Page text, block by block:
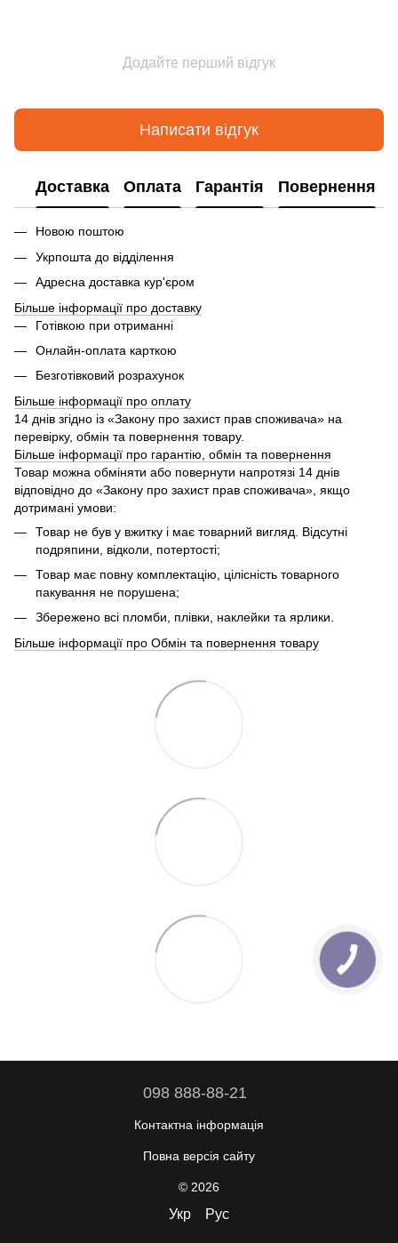
Додайте перший відгук
Написати відгук
Доставка Оплата Гарантія Повернення
Новою поштою
Укрпошта до відділення
Адресна доставка кур'єром
Більше інформації про доставку
Готівкою при отриманні
Онлайн-оплата карткою
Безготівковий розрахунок
Більше інформації про оплату
14 днів згідно із «Закону про захист прав споживача» на
перевірку, обмін та повернення товару.
Більше інформації про гарантію, обмін та повернення
Товар можна обміняти або повернути напротязі 14 днів
відповідно до «Закону про захист прав споживача», якщо
дотримані умови:
Товар не був у вжитку і має товарний вигляд. Відсутні
подряпини, відколи, потертості;
Товар має повну комплектацію, цілісність товарного
пакування не порушена;
Збережено всі пломби, плівки, наклейки та ярлики.
Більше інформації про Обмін та повернення товару
098 888-88-21
Контактна інформація
Повна версія сайту
© 2026
Укр Рус